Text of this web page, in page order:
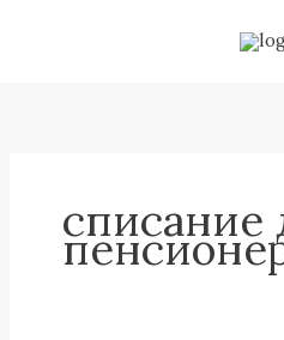
списание